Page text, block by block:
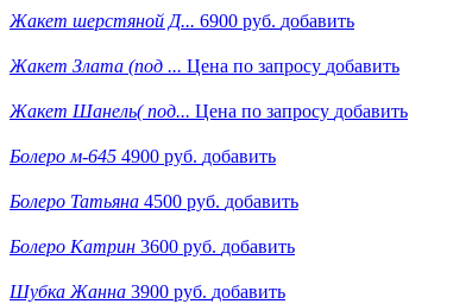
Жакет шерстяной Д... 6900 руб. добавить
Жакет Злата (под ... Цена по запросу добавить
Жакет Шанель( под... Цена по запросу добавить
Болеро м-645 4900 руб. добавить
Болеро Татьяна 4500 руб. добавить
Болеро Катрин 3600 руб. добавить
Шубка Жанна 3900 руб. добавить